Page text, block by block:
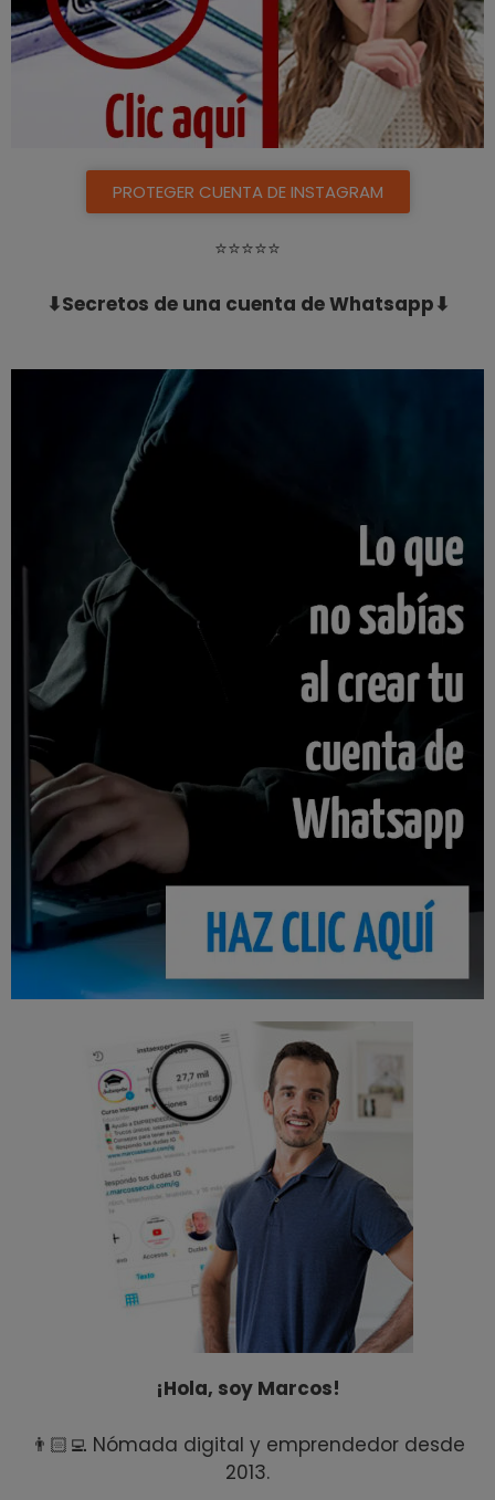
PROTEGER CUENTA DE INSTAGRAM
⭐️⭐️⭐️⭐️⭐️
⬇Secretos de una cuenta de Whatsapp⬇
¡Hola, soy Marcos!
👨🏻‍💻 Nómada digital y emprendedor desde
2013.